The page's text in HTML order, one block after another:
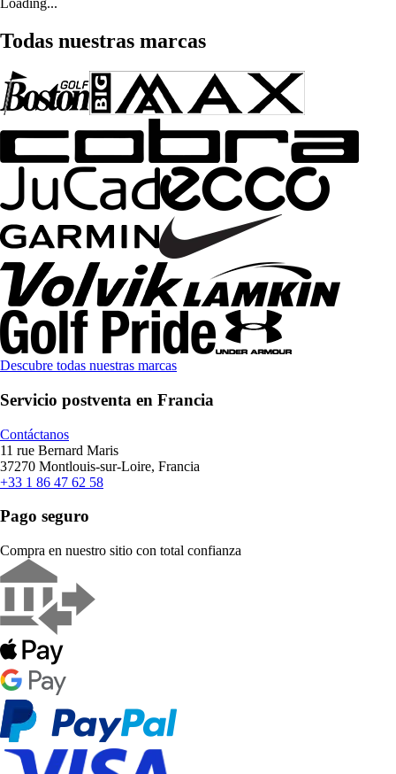
Loading...
Todas nuestras marcas
Descubre todas nuestras marcas
Servicio postventa en Francia
Contáctanos
11 rue Bernard Maris
37270 Montlouis-sur-Loire, Francia
+33 1 86 47 62 58
Pago seguro
Compra en nuestro sitio con total confianza